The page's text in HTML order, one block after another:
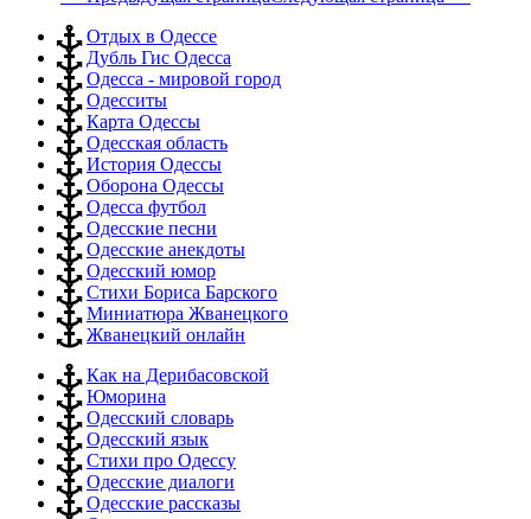
Отдых в Одессе
Дубль Гис Одесса
Одесса - мировой город
Одесситы
Карта Одессы
Одесская область
История Одессы
Оборона Одессы
Одесса футбол
Одесские песни
Одесские анекдоты
Одесский юмор
Стихи Бориса Барского
Миниатюра Жванецкого
Жванецкий онлайн
Как на Дерибасовской
Юморина
Одесский словарь
Одесский язык
Стихи про Одессу
Одесские диалоги
Одесские рассказы